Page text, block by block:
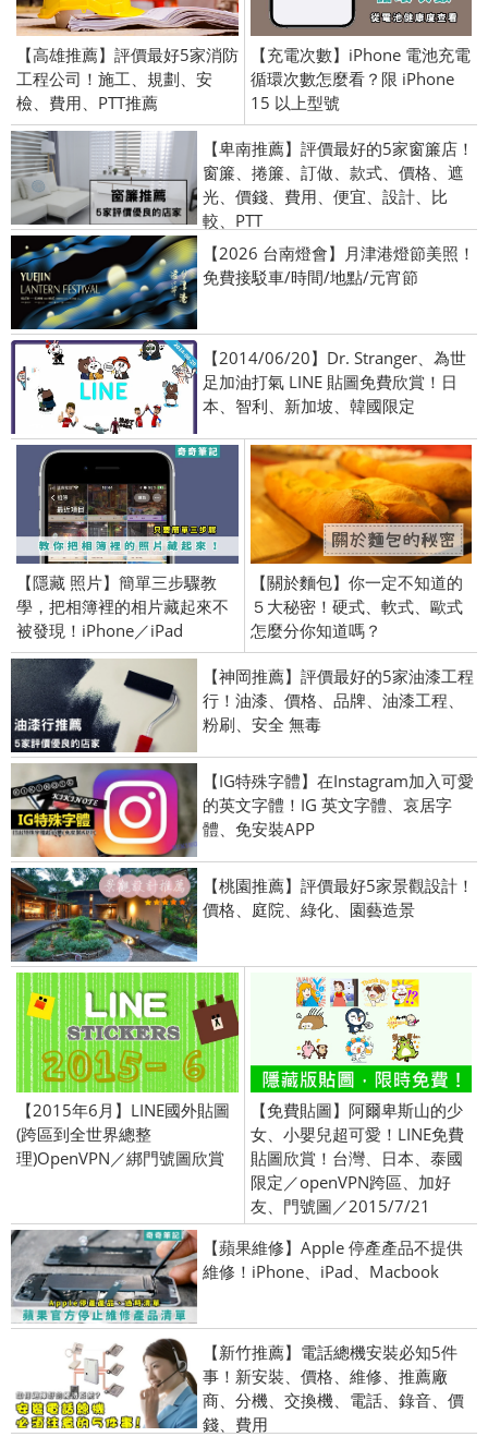
【高雄推薦】評價最好5家消防
工程公司！施工、規劃、安
檢、費用、PTT推薦
【充電次數】iPhone 電池充電
循環次數怎麼看？限 iPhone
15 以上型號
【卑南推薦】評價最好的5家窗簾店！
窗簾、捲簾、訂做、款式、價格、遮
光、價錢、費用、便宜、設計、比
較、PTT
【2026 台南燈會】月津港燈節美照！
免費接駁車/時間/地點/元宵節
【2014/06/20】Dr. Stranger、為世
足加油打氣 LINE 貼圖免費欣賞！日
本、智利、新加坡、韓國限定
【隱藏 照片】簡單三步驟教
學，把相簿裡的相片藏起來不
被發現！iPhone／iPad
【關於麵包】你一定不知道的
５大秘密！硬式、軟式、歐式
怎麼分你知道嗎？
【神岡推薦】評價最好的5家油漆工程
行！油漆、價格、品牌、油漆工程、
粉刷、安全 無毒
【IG特殊字體】在Instagram加入可愛
的英文字體！IG 英文字體、哀居字
體、免安裝APP
【桃園推薦】評價最好5家景觀設計！
價格、庭院、綠化、園藝造景
【2015年6月】LINE國外貼圖
(跨區到全世界總整
理)OpenVPN／綁門號圖欣賞
【免費貼圖】阿爾卑斯山的少
女、小嬰兒超可愛！LINE免費
貼圖欣賞！台灣、日本、泰國
限定／openVPN跨區、加好
友、門號圖／2015/7/21
【蘋果維修】Apple 停產產品不提供
維修！iPhone、iPad、Macbook
【新竹推薦】電話總機安裝必知5件
事！新安裝、價格、維修、推薦廠
商、分機、交換機、電話、錄音、價
錢、費用